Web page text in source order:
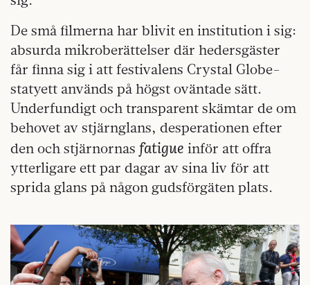
De små filmerna har blivit en institution i sig:
absurda mikroberättelser där hedersgäster
får finna sig i att festivalens Crystal Globe-
statyett används på högst oväntade sätt.
Underfundigt och transparent skämtar de om
behovet av stjärnglans, desperationen efter
den och stjärnornas fatigue inför att offra
ytterligare ett par dagar av sina liv för att
sprida glans på någon gudsförgäten plats.